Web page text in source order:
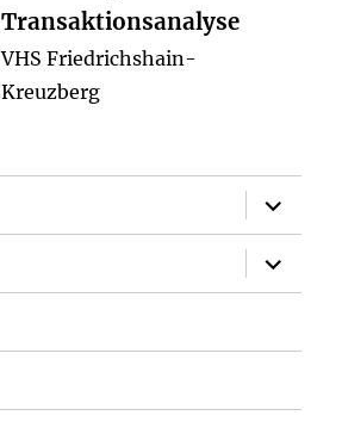
Transaktionsanalyse
VHS Friedrichshain-
Kreuzberg
öffnen
öffnen